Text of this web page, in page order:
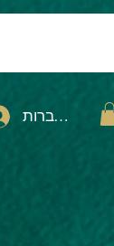
להתחברות